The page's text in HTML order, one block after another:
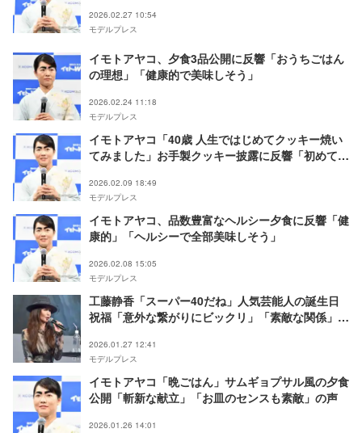
2026.02.27 10:54
モデルプレス
イモトアヤコ、夕食3品公開に反響「おうちごはん
の理想」「健康的で美味しそう」
2026.02.24 11:18
モデルプレス
イモトアヤコ「40歳 人生ではじめてクッキー焼い
てみました」お手製クッキー披露に反響「初めてと
2026.02.09 18:49
モデルプレス
イモトアヤコ、品数豊富なヘルシー夕食に反響「健
康的」「ヘルシーで全部美味しそう」
2026.02.08 15:05
モデルプレス
工藤静香「スーパー40だね」人気芸能人の誕生日
祝福「意外な繋がりにビックリ」「素敵な関係」反
2026.01.27 12:41
モデルプレス
イモトアヤコ「晩ごはん」サムギョプサル風の夕食
公開「斬新な献立」「お皿のセンスも素敵」の声
2026.01.26 14:01